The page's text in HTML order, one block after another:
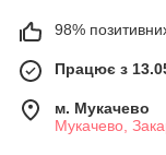
98%
Працює з
м. Мукачево
Мукачево,